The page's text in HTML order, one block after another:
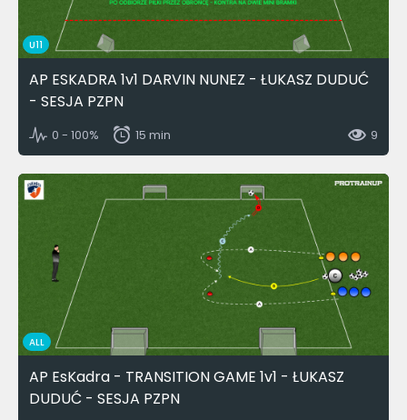
U11
AP ESKADRA 1v1 DARVIN NUNEZ - ŁUKASZ DUDUĆ
- SESJA PZPN
0 - 100% 15 min 9
ALL
AP EsKadra - TRANSITION GAME 1v1 - ŁUKASZ
DUDUĆ - SESJA PZPN